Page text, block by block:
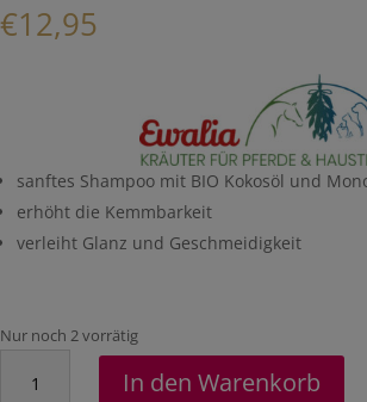
€12,95
sanftes Shampoo mit BIO Kokosöl und
erhöht die Kemmbarkeit
verleiht Glanz und Geschmeidigkeit
Nur noch 2 vorrätig
Monoi
In den Warenkorb